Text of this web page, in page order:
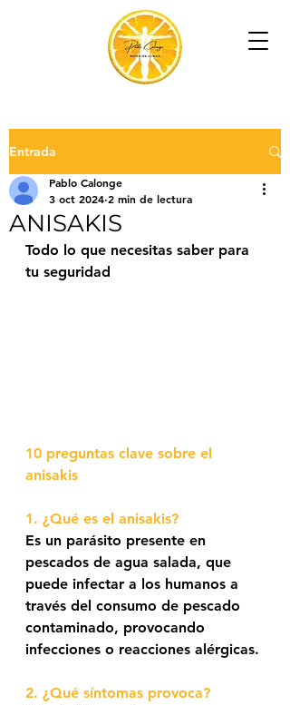
Entrada
ANISAKIS
Pablo Calonge
3 oct 2024 2 min de lectura
Todo lo que necesitas saber para
tu seguridad
10 preguntas clave sobre el
anisakis
1. ¿Qué es el anisakis?
Es un parásito presente en
pescados de agua salada, que
puede infectar a los humanos a
través del consumo de pescado
contaminado, provocando
infecciones o reacciones alérgicas.
2. ¿Qué síntomas provoca?